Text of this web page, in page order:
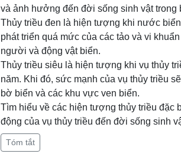
và ảnh hưởng đến đời sống sinh vật trong
Thủy triều đen là hiện tượng khi nước
phát triển quá mức của các tảo và vi
người và động vật biển.
Thủy triều siêu là hiện tượng khi vụ thủy
năm. Khi đó, sức mạnh của vụ thủy triều
bờ biển và các khu vực ven biển.
Tìm hiểu về các hiện tượng thủy triều đặc
động của vụ thủy triều đến đời sống sinh
Tóm tắt